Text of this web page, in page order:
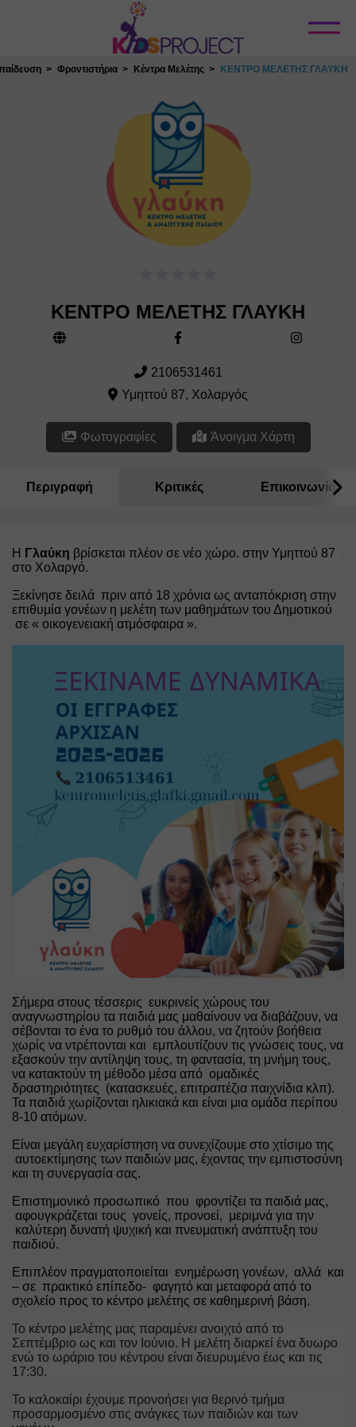
Κλείσιμο
Φροντιστήρια Κέντρα Μελέτης ΚΕΝΤΡΟ ΜΕΛΕΤΗΣ ΓΛΑΥΚΗ
ΚΕΝΤΡΟ ΜΕΛΕΤΗΣ ΓΛΑΥΚΗ
2106531461
Υμηττού 87, Χολαργός
Φωτογραφίες Άνοιγμα Χάρτη
Περιγραφή Κριτικές Επικοινωνία
Η Γλαύκη βρίσκεται πλέον σε νέο χώρο. στην Υμηττού 87
στο Χολαργό.
Ξεκίνησε δειλά  πριν από 18 χρόνια ως ανταπόκριση στην
επιθυμία γονέων η μελέτη των μαθημάτων του Δημοτικού
σε « οικογενειακή ατμόσφαιρα ».
Σήμερα στους τέσσερις  ευκρινείς χώρους του
αναγνωστηρίου τα παιδιά μας μαθαίνουν να διαβάζουν, να
σέβονται το ένα το ρυθμό του άλλου, να ζητούν βοήθεια
χωρίς να ντρέπονται και  εμπλουτίζουν τις γνώσεις τους, να
εξασκούν την αντίληψη τους, τη φαντασία, τη μνήμη τους,
να κατακτούν τη μέθοδο μέσα από  ομαδικές
δραστηριότητες  (κατασκευές, επιτραπέζια παιχνίδια κλπ).
Τα παιδιά χωρίζονται ηλικιακά και είναι μια ομάδα περίπου
8-10 ατόμων.
Είναι μεγάλη ευχαρίστηση να συνεχίζουμε στο χτίσιμο της
αυτοεκτίμησης των παιδιών μας, έχοντας την εμπιστοσύνη
και τη συνεργασία σας.
Επιστημονικό προσωπικό  που  φροντίζει τα παιδιά μας,
αφουγκράζεται τους  γονείς, προνοεί,  μεριμνά για την
καλύτερη δυνατή ψυχική και πνευματική ανάπτυξη του
παιδιού.
Επιπλέον πραγματοποιείται  ενημέρωση γονέων,  αλλά  και
– σε  πρακτικό επίπεδο-  φαγητό και μεταφορά από το
σχολείο προς το κέντρο μελέτης σε καθημερινή βάση.
Το κέντρο μελέτης μας παραμένει ανοιχτό από το
Σεπτέμβριο ως και τον Ιούνιο. Η μελέτη διαρκεί ένα δυωρο
ενώ το ωράριο του κέντρου είναι διευρυμένο έως και τις
17:30.
Το καλοκαίρι έχουμε προνοήσει για θερινό τμήμα
προσαρμοσμένο στις ανάγκες των παιδιών και των